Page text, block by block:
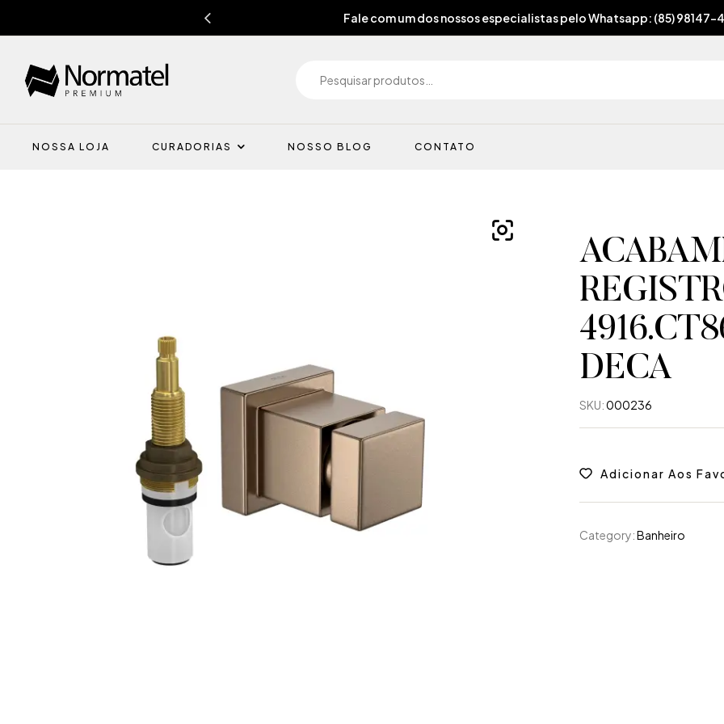
Fale com um dos nossos especialistas pelo Whatsapp: (85) 98147-
NOSSA LOJA CURADORIAS NOSSO BLOG CONTATO
DECA
SKU:000236
Adicionar Aos
Category:Banheiro